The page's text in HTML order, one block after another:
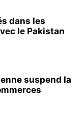
dans les
le Pakistan
suspend la